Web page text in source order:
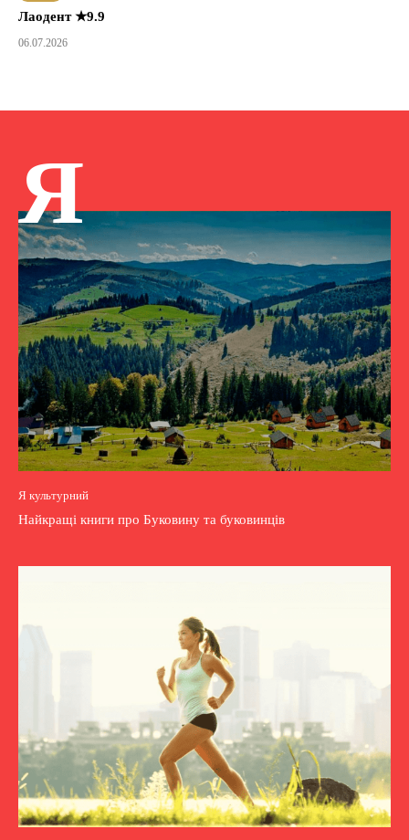
Лаодент ★9.9
06.07.2026
Я
Я культурний
Найкращі книги про Буковину та буковинців